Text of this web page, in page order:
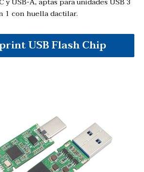
1 con huella dactilar.
USB Flash Chip